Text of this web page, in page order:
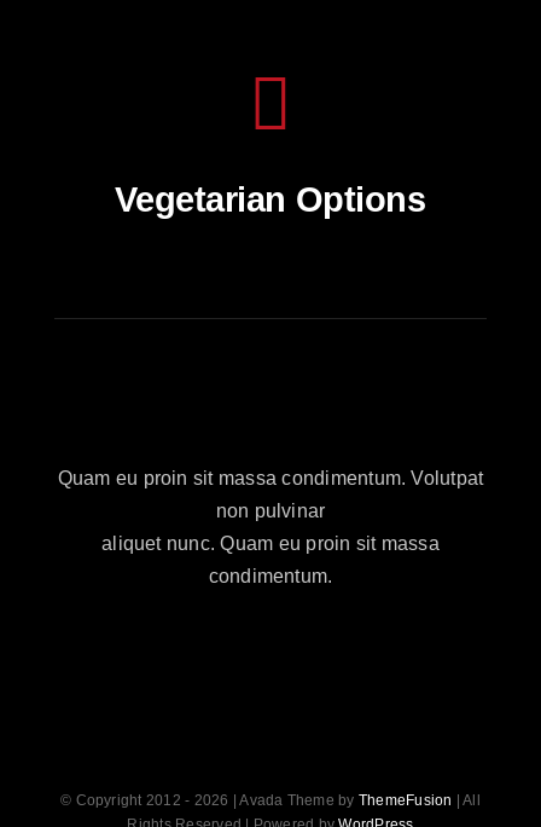
Vegetarian Options
Quam eu proin sit massa condimentum. Volutpat
non pulvinar
aliquet nunc. Quam eu proin sit massa
condimentum.
© Copyright 2012 - 2026 | Avada Theme by ThemeFusion
| All